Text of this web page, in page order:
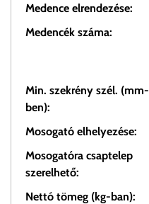
Medence elrendezése:
Medencék száma:
Min. szekrény szél. (mm-
ben):
Mosogató elhelyezése:
Mosogatóra csaptelep
szerelhető:
Nettó tömeg (kg-ban):